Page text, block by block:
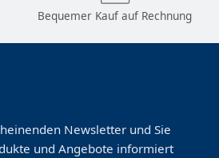
Bequemer Kauf auf Rechnung
Newsletter und Sie
und Angebote informiert